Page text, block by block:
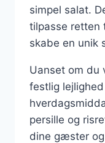
simpel salat.
tilpasse retten
skabe en unik
Uanset om du
festlig
persille og
dine gæster